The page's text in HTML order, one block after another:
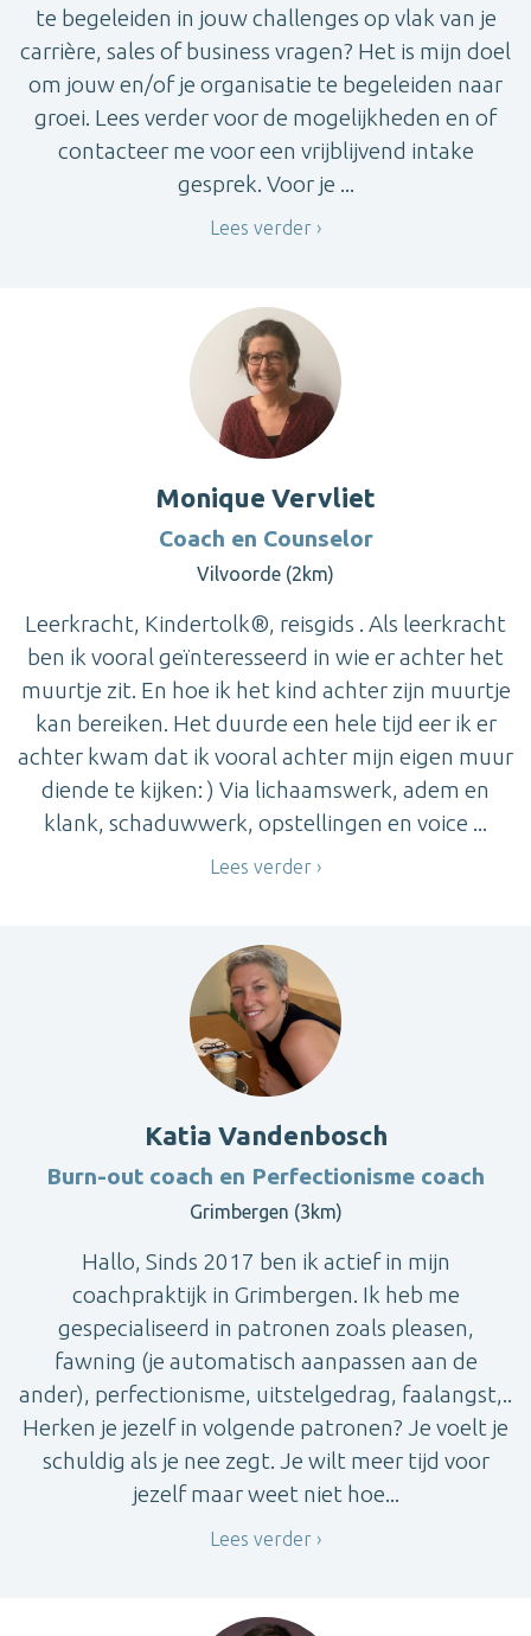
te begeleiden in jouw challenges op vlak van je
carrière, sales of business vragen? Het is mijn doel
om jouw en/of je organisatie te begeleiden naar
groei. Lees verder voor de mogelijkheden en of
contacteer me voor een vrijblijvend intake
gesprek. Voor je ...
Lees verder
Monique Vervliet
Coach en Counselor
Vilvoorde (2km)
Leerkracht, Kindertolk®, reisgids . Als leerkracht
ben ik vooral geïnteresseerd in wie er achter het
muurtje zit. En hoe ik het kind achter zijn muurtje
kan bereiken. Het duurde een hele tijd eer ik er
achter kwam dat ik vooral achter mijn eigen muur
diende te kijken: ) Via lichaamswerk, adem en
klank, schaduwwerk, opstellingen en voice ...
Lees verder
Katia Vandenbosch
Burn-out coach en Perfectionisme coach
Grimbergen (3km)
Hallo, Sinds 2017 ben ik actief in mijn
coachpraktijk in Grimbergen. Ik heb me
gespecialiseerd in patronen zoals pleasen,
fawning (je automatisch aanpassen aan de
ander), perfectionisme, uitstelgedrag, faalangst,..
Herken je jezelf in volgende patronen? Je voelt je
schuldig als je nee zegt. Je wilt meer tijd voor
jezelf maar weet niet hoe...
Lees verder